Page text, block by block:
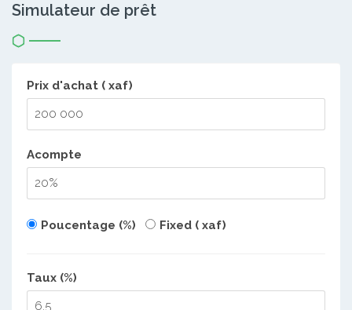
Simulateur de prêt
Prix d'achat ( xaf)
Acompte
Poucentage (%) Fixed ( xaf)
Taux (%)